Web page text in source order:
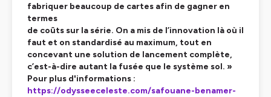
fabriquer beaucoup de cartes afin de gagner en
termes
de coûts sur la série. On a mis de l’innovation là où il
faut et on standardisé au maximum, tout en
concevant une solution de lancement complète,
c’est-à-dire autant la fusée que le système sol. »
Pour plus d'informations :
https://odysseeceleste.com/safouane-benamer-